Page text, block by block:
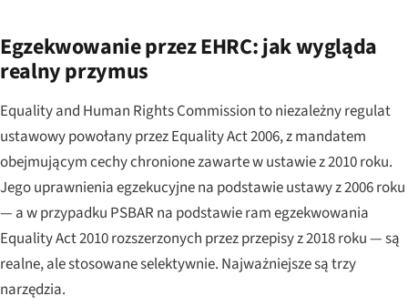
Egzekwowanie przez EHRC: jak wygląda
realny przymus
Equality and Human Rights Commission to niezależny regulat
ustawowy powołany przez Equality Act 2006, z mandatem
obejmującym cechy chronione zawarte w ustawie z 2010 roku.
Jego uprawnienia egzekucyjne na podstawie ustawy z 2006 roku
— a w przypadku PSBAR na podstawie ram egzekwowania
Equality Act 2010 rozszerzonych przez przepisy z 2018 roku — są
realne, ale stosowane selektywnie. Najważniejsze są trzy
narzędzia.